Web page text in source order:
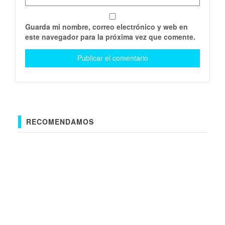
Guarda mi nombre, correo electrónico y web en
este navegador para la próxima vez que comente.
RECOMENDAMOS